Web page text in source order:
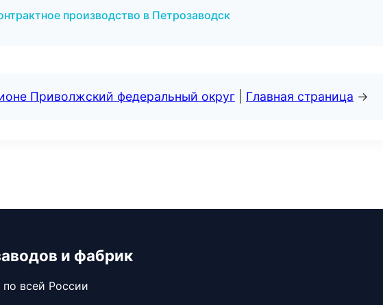
производство в Петрозаводск
Приволжский федеральный округ Главная страница →
и фабрик
всей России